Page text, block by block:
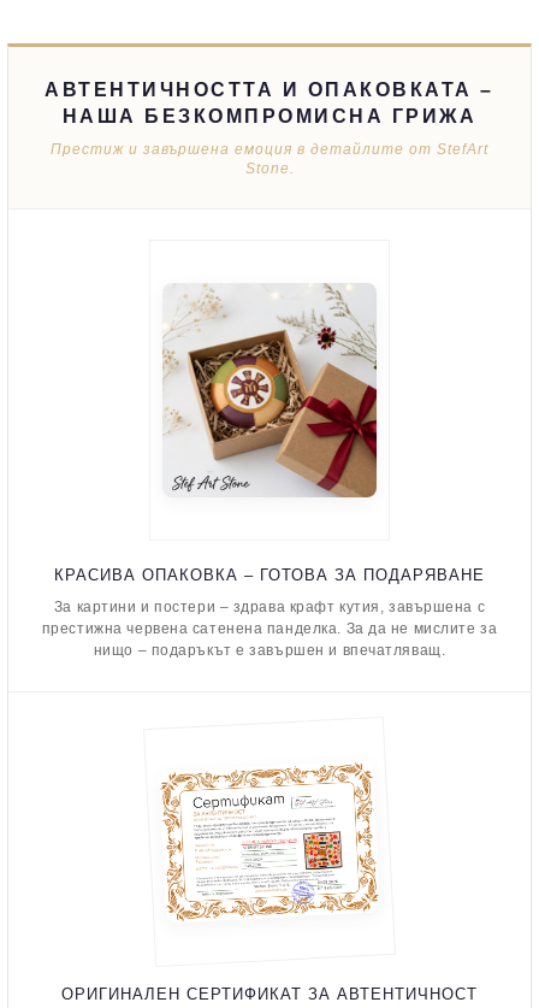
АВТЕНТИЧНОСТТА И ОПАКОВКАТА –
НАША БЕЗКОМПРОМИСНА ГРИЖА
Престиж и завършена емоция в детайлите от StefArt
Stone.
КРАСИВА ОПАКОВКА – ГОТОВА ЗА ПОДАРЯВАНЕ
За картини и постери – здрава крафт кутия, завършена с
престижна червена сатенена панделка. За да не мислите за
нищо – подаръкът е завършен и впечатляващ.
ОРИГИНАЛЕН СЕРТИФИКАТ ЗА АВТЕНТИЧНОСТ